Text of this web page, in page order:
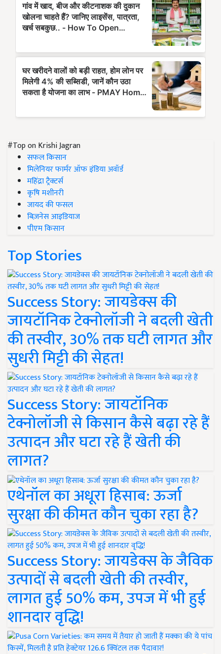
#Top on Krishi Jagran
सफल किसान
मिलेनियर फार्मर ऑफ इंडिया अवॉर्ड
महिंद्रा ट्रैक्टर्स
कृषि मशीनरी
जायद की फसल
बिज़नेस आइडियाज
पीएम किसान
Top Stories
Success Story: जायडेक्स की
जायटॉनिक टेक्नोलॉजी ने बदली खेती
की तस्वीर, 30% तक घटी लागत और
सुधरी मिट्टी की सेहत!
Success Story: जायटॉनिक
टेक्नोलॉजी से किसान कैसे बढ़ा रहे हैं
उत्पादन और घटा रहे हैं खेती की
लागत?
एथेनॉल का अधूरा हिसाब: ऊर्जा
सुरक्षा की कीमत कौन चुका रहा है?
Success Story: जायडेक्स के जैविक
उत्पादों से बदली खेती की तस्वीर,
लागत हुई 50% कम, उपज में भी हुई
शानदार वृद्धि!